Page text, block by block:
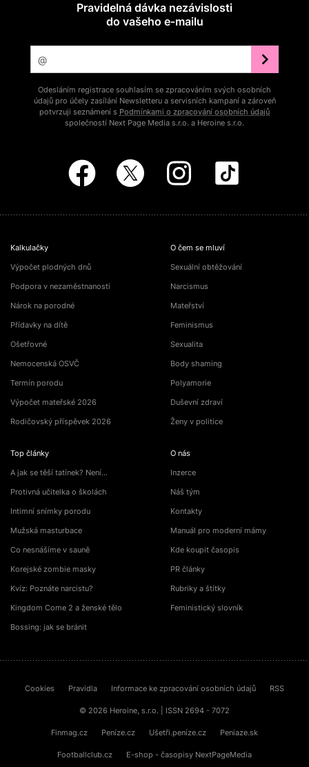
Pravidelná dávka nezávislosti
do vašeho e‑mailu
Odesláním registrace souhlasím se zpracováním svých osobních
údajů pro účely zasílání Newsletteru a servisních kampaní a zároveň
potvrzuji seznámení s Podmínkami o zpracování osobních údajů
společností Next Page Media s.r.o. a Heroine s.r.o.
Kalkulačky
Výpočet plodných dnů
Podpora v nezaměstnanosti
Nárok na porodné
Přídavky na dítě
Ošetřovné
Nemocenská OSVČ
Termín porodu
Výpočet mateřské 2026
Rodičovský příspěvek 2026
Top články
A jak se těší tatínek? Není…
Protivná učitelka o školách
Intimní snímky porodu
Mužská masturbace
Co nesnášíme v sauně
Korejské zombie masky
Kvíz: Poznáte narcistu?
Kingdom Come 2 a ženské tělo
Bossing: jak se bránit
O čem se mluví
Sexuální obtěžování
Narcismus
Mateřství
Feminismus
Sexualita
Body shaming
Polyamorie
Duševní zdraví
Ženy v politice
O nás
Inzerce
Náš tým
Kontakty
Manuál pro moderní mámy
Kde koupit časopis
PR články
Rubriky a štítky
Feministický slovník
Cookies Pravidla Informace ke zpracování osobních údajů RSS
© 2026 Heroine, s.r.o. | ISSN 2694 - 7072
Finmag.cz Peníze.cz Ušetři.peníze.cz Peniaze.sk
Footballclub.cz E-shop - časopisy NextPageMedia